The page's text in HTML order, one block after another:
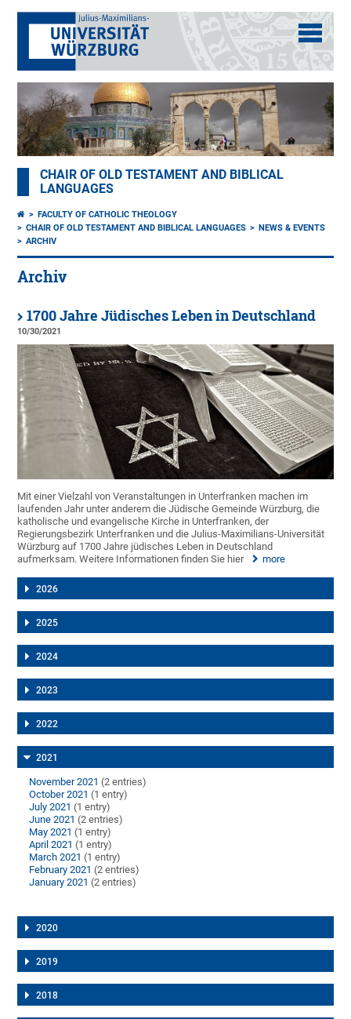
CHAIR OF OLD TESTAMENT AND BIBLICAL
LANGUAGES
FACULTY OF CATHOLIC THEOLOGY
CHAIR OF OLD TESTAMENT AND BIBLICAL LANGUAGES
NEWS & EVENTS
ARCHIV
Archiv
1700 Jahre Jüdisches Leben in Deutschland
10/30/2021
Mit einer Vielzahl von Veranstaltungen in Unterfranken machen im
laufenden Jahr unter anderem die Jüdische Gemeinde Würzburg, die
katholische und evangelische Kirche in Unterfranken, der
Regierungsbezirk Unterfranken und die Julius-Maximilians-Universität
Würzburg auf 1700 Jahre jüdisches Leben in Deutschland
aufmerksam. Weitere Informationen finden Sie hier
more
2026
2025
2024
2023
2022
2021
November 2021 (2 entries)
October 2021 (1 entry)
July 2021 (1 entry)
June 2021 (2 entries)
May 2021 (1 entry)
April 2021 (1 entry)
March 2021 (1 entry)
February 2021 (2 entries)
January 2021 (2 entries)
2020
2019
2018